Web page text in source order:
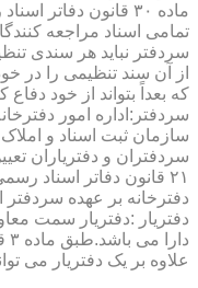
ماده ۳۰ قانون
تمامی اسناد مراجعه
سردفتر نباید هر سندی
از آن سند تنظیمی را در
که بعداً بتواند از خود دفاع
سردفتر:اداره امور
سازمان ثبت اسناد و
سردفتران و دفتریاران
۲۱ قانون دفاتر اسناد
دفترخانه بر عهده
دفتریار :دفتریار سمت
علاوه بر یک دفتریار می